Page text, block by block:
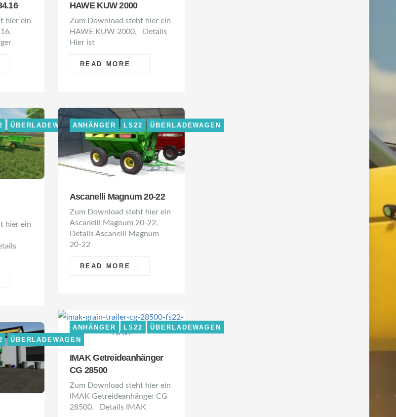
hier ein
HAWE KUW 2000
Zum Download steht hier ein
HAWE KUW 2000. Details
Hier ist
READ MORE
ÜBERLADEWAGEN
hier ein
Ascanelli Magnum 20-22
ANHÄNGER LS22 ÜBERLADEWAGEN
Zum Download steht hier ein
Ascanelli Magnum 20-22.
Details Ascanelli Magnum
20-22
READ MORE
IMAK Getreideanhänger
CG 28500
ANHÄNGER LS22 ÜBERLADEWAGEN
Zum Download steht hier ein
IMAK Getreideanhänger CG
28500. Details IMAK
ÜBERLADEWAGEN